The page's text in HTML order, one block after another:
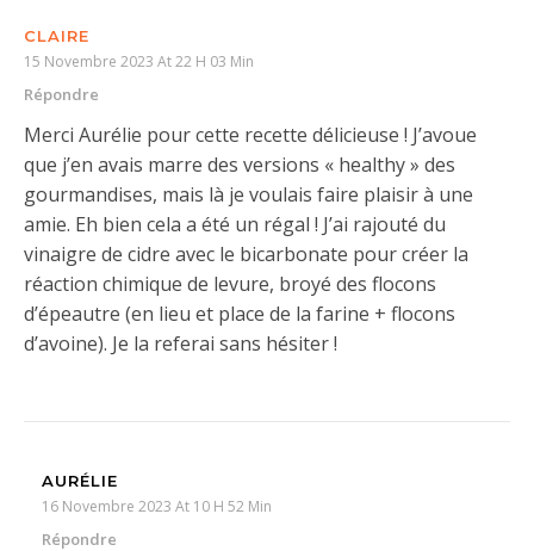
CLAIRE
15 Novembre 2023 At 22 H 03 Min
Répondre
Merci Aurélie pour cette recette délicieuse ! J’avoue
que j’en avais marre des versions « healthy » des
gourmandises, mais là je voulais faire plaisir à une
amie. Eh bien cela a été un régal ! J’ai rajouté du
vinaigre de cidre avec le bicarbonate pour créer la
réaction chimique de levure, broyé des flocons
d’épeautre (en lieu et place de la farine + flocons
d’avoine). Je la referai sans hésiter !
AURÉLIE
16 Novembre 2023 At 10 H 52 Min
Répondre